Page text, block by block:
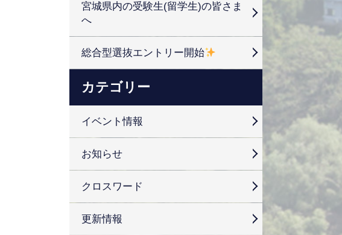
宮城県内の受験生(留学生)の皆さま
へ
総合型選抜エントリー開始
カテゴリー
イベント情報
お知らせ
クロスワード
更新情報